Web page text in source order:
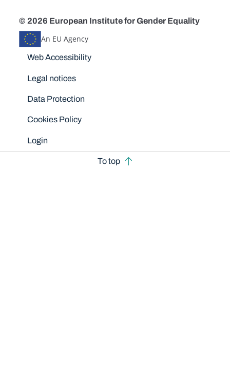
© 2026 European Institute for Gender Equality
An EU Agency
Disclaimers
Web Accessibility
Legal notices
Data Protection
Cookies Policy
Login
To top